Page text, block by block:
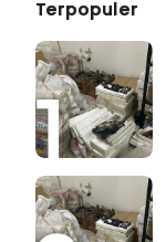
Terpopuler